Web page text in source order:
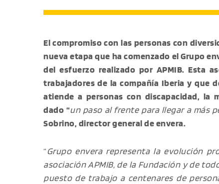
El compromiso con las personas con
nueva etapa que ha comenzado el Grupo
del esfuerzo realizado por APMIB. Esta
trabajadores de la compañía Iberia y que
atiende a personas con discapacidad, la
dado “un paso al frente para llegar a más
Sobrino, director general de envera.
“Grupo envera representa la evolución
asociación APMIB, de la Fundación y de
puesto de trabajo a centenares de